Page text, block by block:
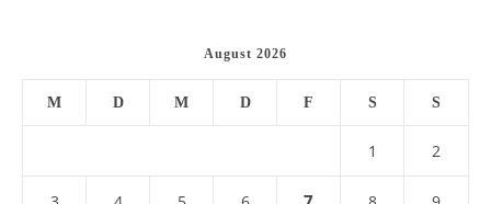
August 2026
M D M D F S S
1 2